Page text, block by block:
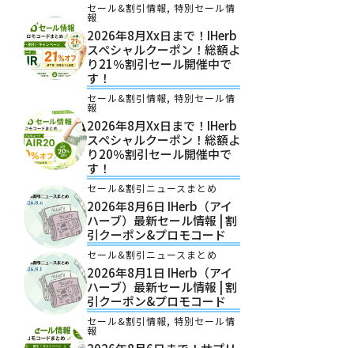
セール&割引情報, 特別セール情
報
2026年8月xx日まで！iHerb
スペシャルクーポン！総額よ
り21％割引セール開催中で
す！
セール&割引情報, 特別セール情
報
2026年8月xx日まで！iHerb
スペシャルクーポン！総額よ
り20％割引セール開催中で
す！
セール&割引ニュースまとめ
2026年8月6日 IHerb（アイ
ハーブ）最新セール情報 | 割
引クーポン&プロモコード
セール&割引ニュースまとめ
2026年8月1日 IHerb（アイ
ハーブ）最新セール情報 | 割
引クーポン&プロモコード
セール&割引情報, 特別セール情
報